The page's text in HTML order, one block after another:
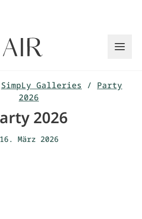
SimpLy Galleries / Party
2026
2026
16. März 2026